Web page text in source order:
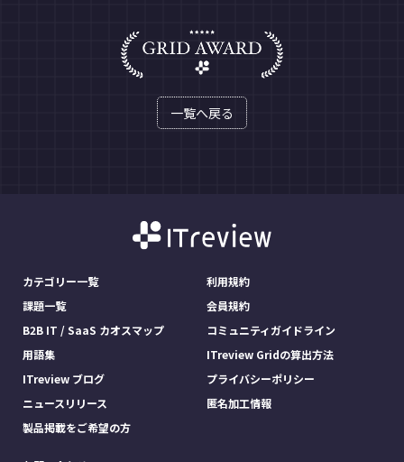
一覧へ戻る
カテゴリー一覧
課題一覧
B2B IT / SaaS カオスマップ
用語集
ITreview ブログ
ニュースリリース
製品掲載をご希望の方
利用規約
会員規約
コミュニティガイドライン
ITreview Gridの算出方法
プライバシーポリシー
匿名加工情報